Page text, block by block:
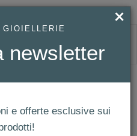
PLACCATO COLOR ORO ROSA REF.
Bianco,
Ref. 5032899
×
GIOIELLERIE
newsletter
e offerte esclusive sui